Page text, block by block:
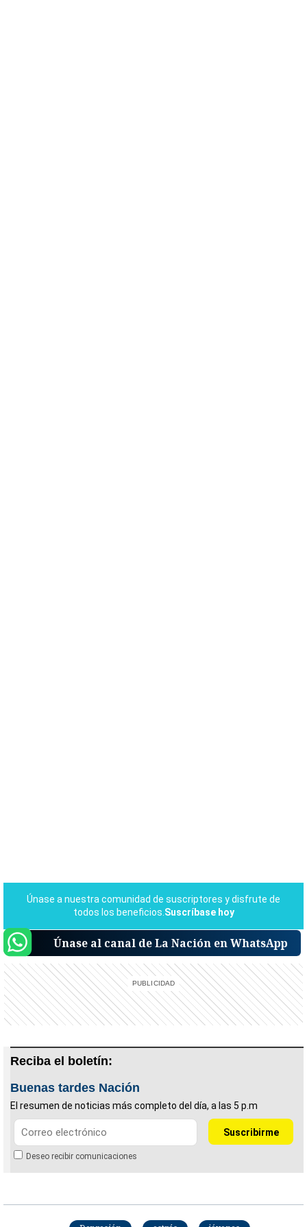
Únase al canal de La Nación en WhatsApp
Reciba el boletín:
Buenas tardes Nación
El resumen de noticias más completo del día, a las 5 p.m
Deseo recibir comunicaciones